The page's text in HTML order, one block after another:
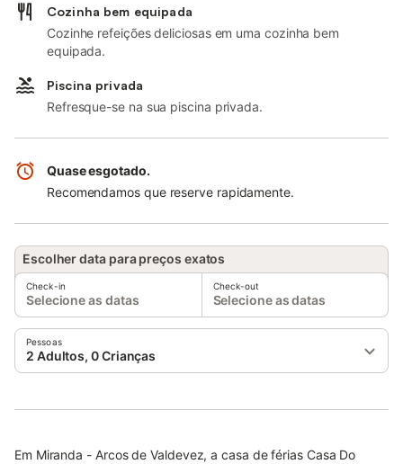
Cozinha bem equipada
Cozinhe refeições deliciosas em uma cozinha bem
equipada.
Piscina privada
Refresque-se na sua piscina privada.
Quase esgotado.
Recomendamos que reserve rapidamente.
Escolher data para preços exatos
Check-in
Selecione as datas
Check-out
Selecione as datas
Pessoas
2 Adultos, 0 Crianças
Em Miranda - Arcos de Valdevez, a casa de férias Casa Do